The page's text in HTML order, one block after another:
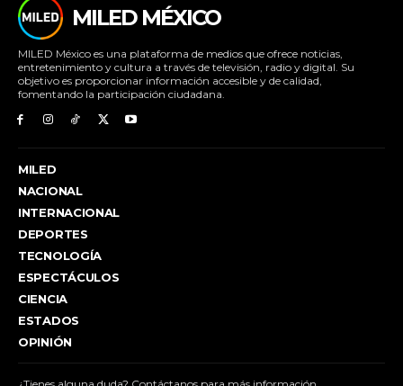
MILED MÉXICO
MILED México es una plataforma de medios que ofrece noticias,
entretenimiento y cultura a través de televisión, radio y digital. Su
objetivo es proporcionar información accesible y de calidad,
fomentando la participación ciudadana.
MILED
NACIONAL
INTERNACIONAL
DEPORTES
TECNOLOGÍA
ESPECTÁCULOS
CIENCIA
ESTADOS
OPINIÓN